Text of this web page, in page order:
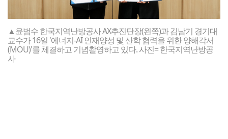
▲윤범수 한국지역난방공사 AX추진단장(왼쪽)과 김남기 경기대
교수가 16일 '에너지-AI 인재양성 및 산학 협력을 위한 양해각서
(MOU)'를 체결하고 기념촬영하고 있다. 사진= 한국지역난방공
사